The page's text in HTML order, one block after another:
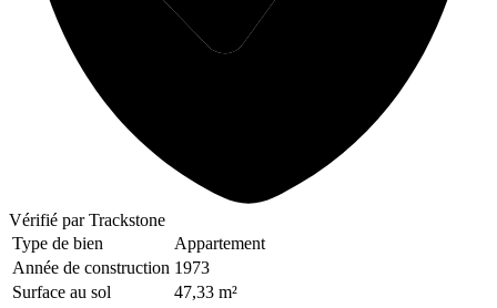
Vérifié par Trackstone
Type de bien
Appartement
Année de construction 1973
Surface au sol
47,33 m²